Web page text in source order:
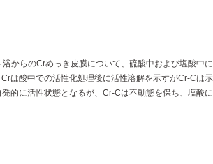
からのCrめっき皮膜について、硫酸中および塩酸中
は酸中での活性化処理後に活性溶解を示すがCr-Cは
的に活性状態となるが、Cr-Cは不動態を保ち、塩酸